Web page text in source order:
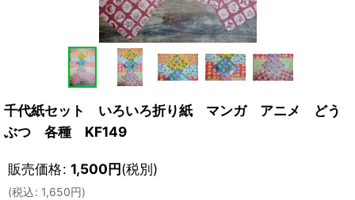
千代紙セット いろいろ折り紙 マンガ アニメ どう
ぶつ 各種 KF149
販売価格: 1,500円(税別)
(税込: 1,650円)